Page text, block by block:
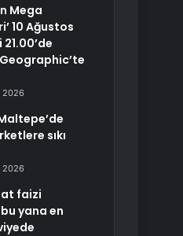
Mega
10 Ağustos
2026
sıkı
2026
faizi
yana en